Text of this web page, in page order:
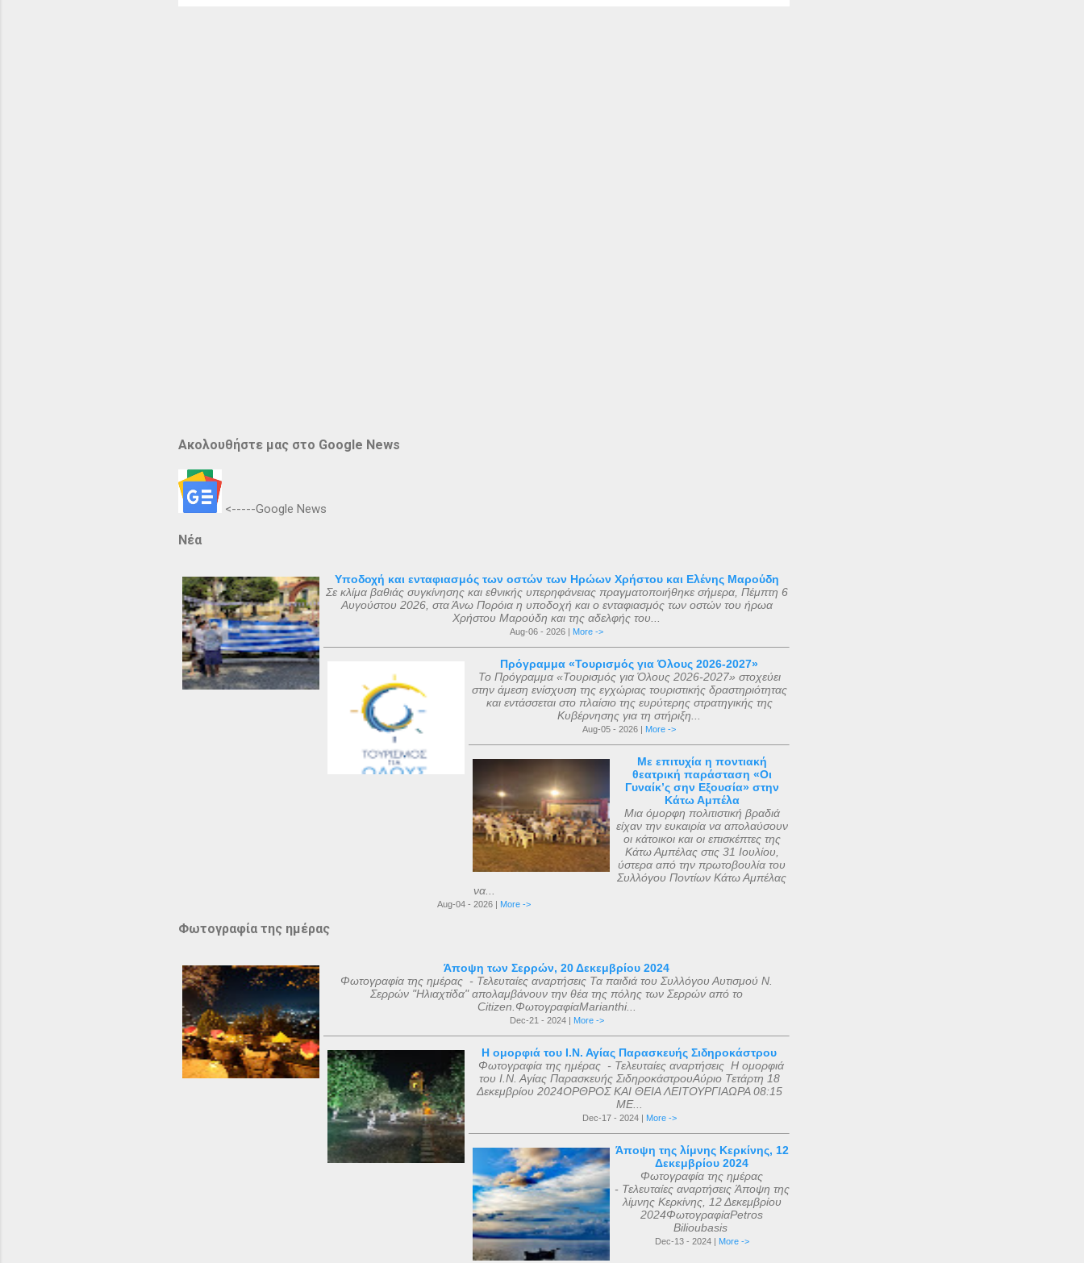
Ακολουθήστε μας στο Google News
<-----Google News
Νέα
Υποδοχή και ενταφιασμός των οστών των Ηρώων Χρήστου και Ελένης Μαρούδη
Σε κλίμα βαθιάς συγκίνησης και εθνικής υπερηφάνειας πραγματοποιήθηκε σήμερα, Πέμπτη 6
Αυγούστου 2026, στα Άνω Πορόια η υποδοχή και ο ενταφιασμός των οστών του ήρωα
Χρήστου Μαρούδη και της αδελφής του...
Aug-06 - 2026 | More ->
Πρόγραμμα «Τουρισμός για Όλους 2026-2027»
Το Πρόγραμμα «Τουρισμός για Όλους 2026-2027» στοχεύει
στην άμεση ενίσχυση της εγχώριας τουριστικής δραστηριότητας
και εντάσσεται στο πλαίσιο της ευρύτερης στρατηγικής της
Κυβέρνησης για τη στήριξη...
Aug-05 - 2026 | More ->
Με επιτυχία η ποντιακή
θεατρική παράσταση «Οι
Γυναίκ’ς σην Εξουσία» στην
Κάτω Αμπέλα
Μια όμορφη πολιτιστική βραδιά
είχαν την ευκαιρία να απολαύσουν
οι κάτοικοι και οι επισκέπτες της
Κάτω Αμπέλας στις 31 Ιουλίου,
ύστερα από την πρωτοβουλία του
Συλλόγου Ποντίων Κάτω Αμπέλας
να...
Aug-04 - 2026 | More ->
Φωτογραφία της ημέρας
Άποψη των Σερρών, 20 Δεκεμβρίου 2024
Φωτογραφία της ημέρας - Τελευταίες αναρτήσεις Τα παιδιά του Συλλόγου Αυτισμού Ν.
Σερρών "Ηλιαχτίδα" απολαμβάνουν την θέα της πόλης των Σερρών από το
Citizen.ΦωτογραφίαMarianthi...
Dec-21 - 2024 | More ->
Η ομορφιά του Ι.Ν. Αγίας Παρασκευής Σιδηροκάστρου
Φωτογραφία της ημέρας - Τελευταίες αναρτήσεις Η ομορφιά
του Ι.Ν. Αγίας Παρασκευής ΣιδηροκάστρουΑύριο Τετάρτη 18
Δεκεμβρίου 2024ΟΡΘΡΟΣ ΚΑΙ ΘΕΙΑ ΛΕΙΤΟΥΡΓΙΑΩΡΑ 08:15
ΜΕ...
Dec-17 - 2024 | More ->
Άποψη της λίμνης Κερκίνης, 12
Δεκεμβρίου 2024
Φωτογραφία της ημέρας
- Τελευταίες αναρτήσεις Άποψη της
λίμνης Κερκίνης, 12 Δεκεμβρίου
2024ΦωτογραφίαPetros
Bilioubasis
Dec-13 - 2024 | More ->